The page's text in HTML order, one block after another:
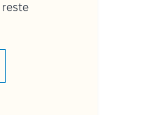
reste